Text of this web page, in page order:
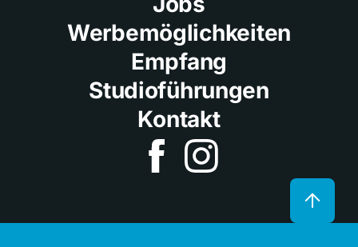
Werbemöglichkeiten
Empfang
Studioführungen
Kontakt